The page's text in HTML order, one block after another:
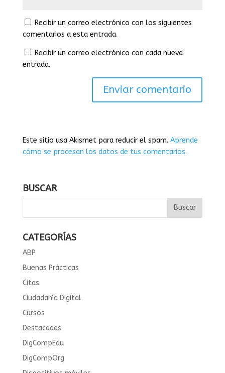
Recibir un correo electrónico con los siguientes
comentarios a esta entrada.
Recibir un correo electrónico con cada nueva
entrada.
Este sitio usa Akismet para reducir el spam. Aprende
cómo se procesan los datos de tus comentarios.
BUSCAR
CATEGORÍAS
ABP
Buenas Prácticas
Citas
Ciudadanía Digital
Cursos
Destacadas
DigCompEdu
DigCompOrg